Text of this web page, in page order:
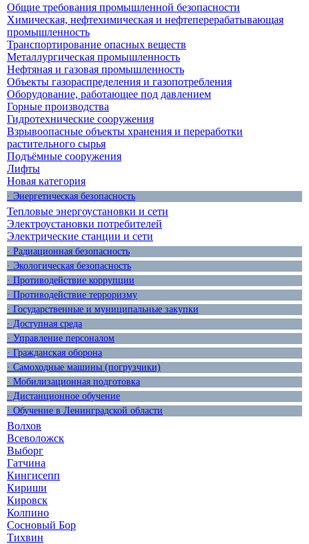
Общие требования промышленной безопасности
Химическая, нефтехимическая и нефтеперерабатывающая
промышленность
Транспортирование опасных веществ
Металлургическая промышленность
Нефтяная и газовая промышленность
Объекты газораспределения и газопотребления
Оборудование, работающее под давлением
Горные производства
Гидротехнические сооружения
Взрывоопасные объекты хранения и переработки
растительного сырья
Подъёмные сооружения
Лифты
Новая категория
· Энергетическая безопасность
Тепловые энергоустановки и сети
Электроустановки потребителей
Электрические станции и сети
· Радиационная безопасность
· Экологическая безопасность
· Противодействие коррупции
· Противодействие терроризму
· Государственные и муниципальные закупки
· Доступная среда
· Управление персоналом
· Гражданская оборона
· Самоходные машины (погрузчики)
· Мобилизационная подготовка
· Дистанционное обучение
· Обучение в Ленинградской области
Волхов
Всеволожск
Выборг
Гатчина
Кингисепп
Кириши
Кировск
Колпино
Сосновый Бор
Тихвин